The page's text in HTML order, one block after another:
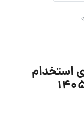
استخدام